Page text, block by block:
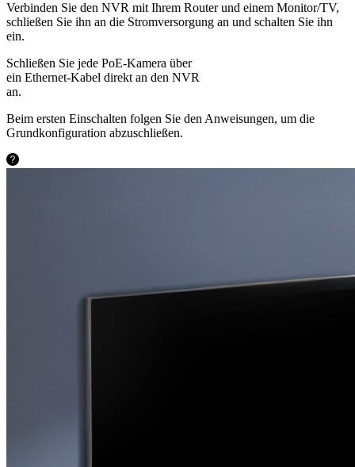
Verbinden Sie den NVR mit Ihrem Router und einem Monitor/TV,
schließen Sie ihn an die Stromversorgung an und schalten Sie ihn
ein.
Schließen Sie jede PoE-Kamera über
ein Ethernet-Kabel direkt an den NVR
an.
Beim ersten Einschalten folgen Sie den Anweisungen, um die
Grundkonfiguration abzuschließen.